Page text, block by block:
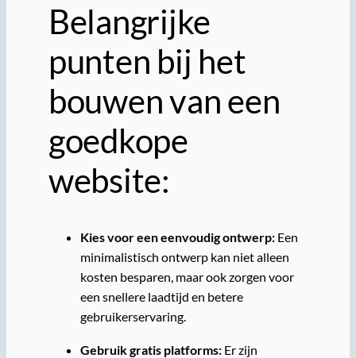
Belangrijke
punten bij het
bouwen van een
goedkope
website:
Kies voor een eenvoudig ontwerp:Een
minimalistisch ontwerp kan niet alleen
kosten besparen, maar ook zorgen voor
een snellere laadtijd en betere
gebruikerservaring.
Gebruik gratis platforms:Er zijn